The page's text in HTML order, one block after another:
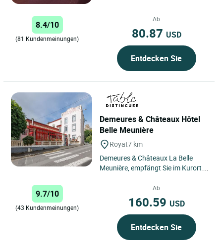
Auvergne zu einem...
8.4/10
(81 Kundenmeinungen)
Ab
80.87 USD
Entdecken Sie
Demeures & Châteaux Hôtel
Belle Meunière
Royat7 km
Demeures & Châteaux La Belle
Meunière, empfängt Sie im Kurort
Auvergne und nur wenige...
9.7/10
(43 Kundenmeinungen)
Ab
160.59 USD
Entdecken Sie